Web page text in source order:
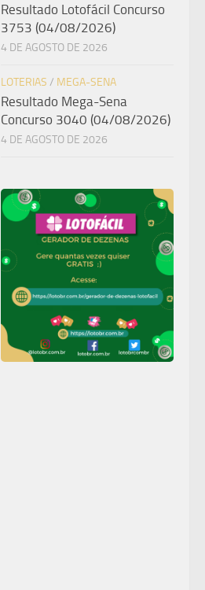
Resultado Lotofácil Concurso
3753 (04/08/2026)
4 DE AGOSTO DE 2026
LOTERIAS / MEGA-SENA
Resultado Mega-Sena
Concurso 3040 (04/08/2026)
4 DE AGOSTO DE 2026